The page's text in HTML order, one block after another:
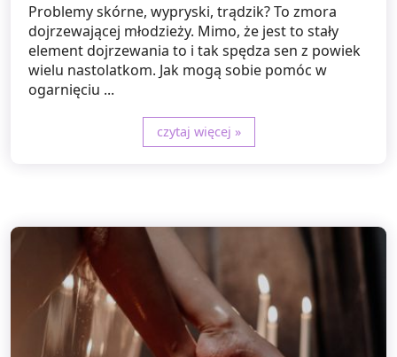
Problemy skórne, wypryski, trądzik? To zmora
dojrzewającej młodzieży. Mimo, że jest to stały
element dojrzewania to i tak spędza sen z powiek
wielu nastolatkom. Jak mogą sobie pomóc w
ogarnięciu ...
czytaj więcej »